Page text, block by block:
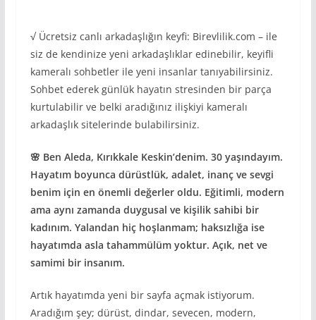
√ Ücretsiz canlı arkadaşlığın keyfi: Birevlilik.com – ile
siz de kendinize yeni arkadaşlıklar edinebilir, keyifli
kameralı sohbetler ile yeni insanlar tanıyabilirsiniz.
Sohbet ederek günlük hayatın stresinden bir parça
kurtulabilir ve belki aradığınız ilişkiyi kameralı
arkadaşlık sitelerinde bulabilirsiniz.
🌸 Ben Aleda, Kırıkkale Keskin’denim. 30 yaşındayım.
Hayatım boyunca dürüstlük, adalet, inanç ve sevgi
benim için en önemli değerler oldu. Eğitimli, modern
ama aynı zamanda duygusal ve kişilik sahibi bir
kadınım. Yalandan hiç hoşlanmam; haksızlığa ise
hayatımda asla tahammülüm yoktur. Açık, net ve
samimi bir insanım.
Artık hayatımda yeni bir sayfa açmak istiyorum.
Aradığım şey; dürüst, dindar, sevecen, modern,